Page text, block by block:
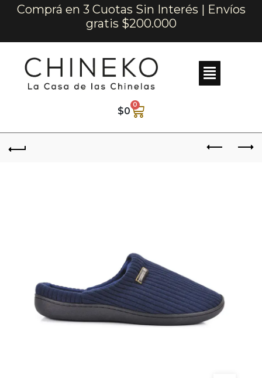
Comprá en 3 Cuotas Sin Interés | Envíos
gratis $200.000
$0
0